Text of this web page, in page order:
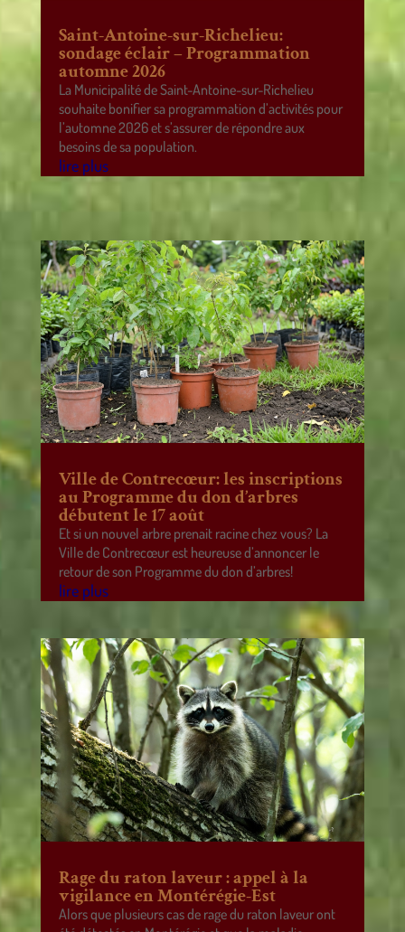
Saint-Antoine-sur-Richelieu:
sondage éclair – Programmation
automne 2026
La Municipalité de Saint-Antoine-sur-Richelieu
souhaite bonifier sa programmation d’activités pour
l’automne 2026 et s’assurer de répondre aux
besoins de sa population.
lire plus
Ville de Contrecœur: les inscriptions
au Programme du don d’arbres
débutent le 17 août
Et si un nouvel arbre prenait racine chez vous? La
Ville de Contrecœur est heureuse d’annoncer le
retour de son Programme du don d’arbres!
lire plus
Rage du raton laveur : appel à la
vigilance en Montérégie-Est
Alors que plusieurs cas de rage du raton laveur ont